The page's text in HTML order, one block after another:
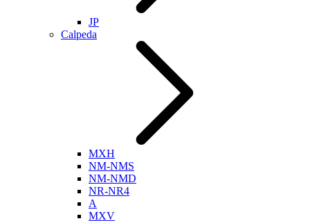
JP
Calpeda
MXH
NM-NMS
NM-NMD
NR-NR4
A
MXV